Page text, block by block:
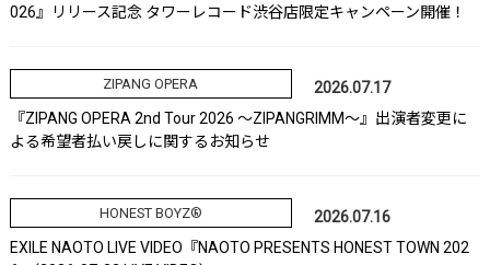
026』リリース記念 タワーレコード渋谷店限定キャンペーン開催！
ZIPANG OPERA
2026.07.17
『ZIPANG OPERA 2nd Tour 2026 ～ZIPANGRIMM～』出演者変更に
よる希望者払い戻しに関するお知らせ
HONEST BOYZ®
2026.07.16
EXILE NAOTO LIVE VIDEO『NAOTO PRESENTS HONEST TOWN 202